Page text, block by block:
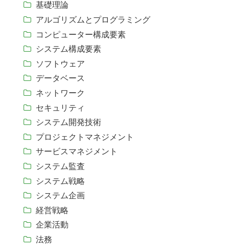
基礎理論
アルゴリズムとプログラミング
コンピューター構成要素
システム構成要素
ソフトウェア
データベース
ネットワーク
セキュリティ
システム開発技術
プロジェクトマネジメント
サービスマネジメント
システム監査
システム戦略
システム企画
経営戦略
企業活動
法務